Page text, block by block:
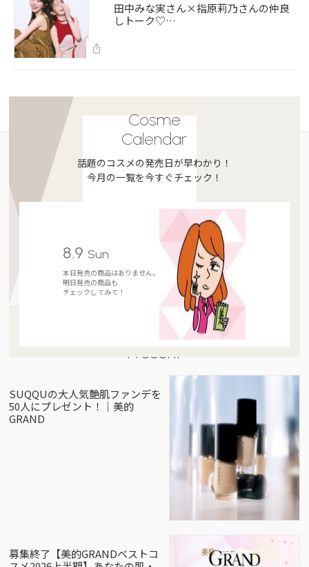
田中みな実さん×指原莉乃さんの仲良
しトーク♡…
Cosme
Calendar
話題のコスメの発売日が早わかり！
今月の一覧を今すぐチェック！
8.9 Sun
本日発売の商品はありません。
明日発売の商品も
チェックしてみて！
Present
SUQQUの大人気艶肌ファンデを
50人にプレゼント！｜美的
GRAND
募集終了【美的GRANDベストコ